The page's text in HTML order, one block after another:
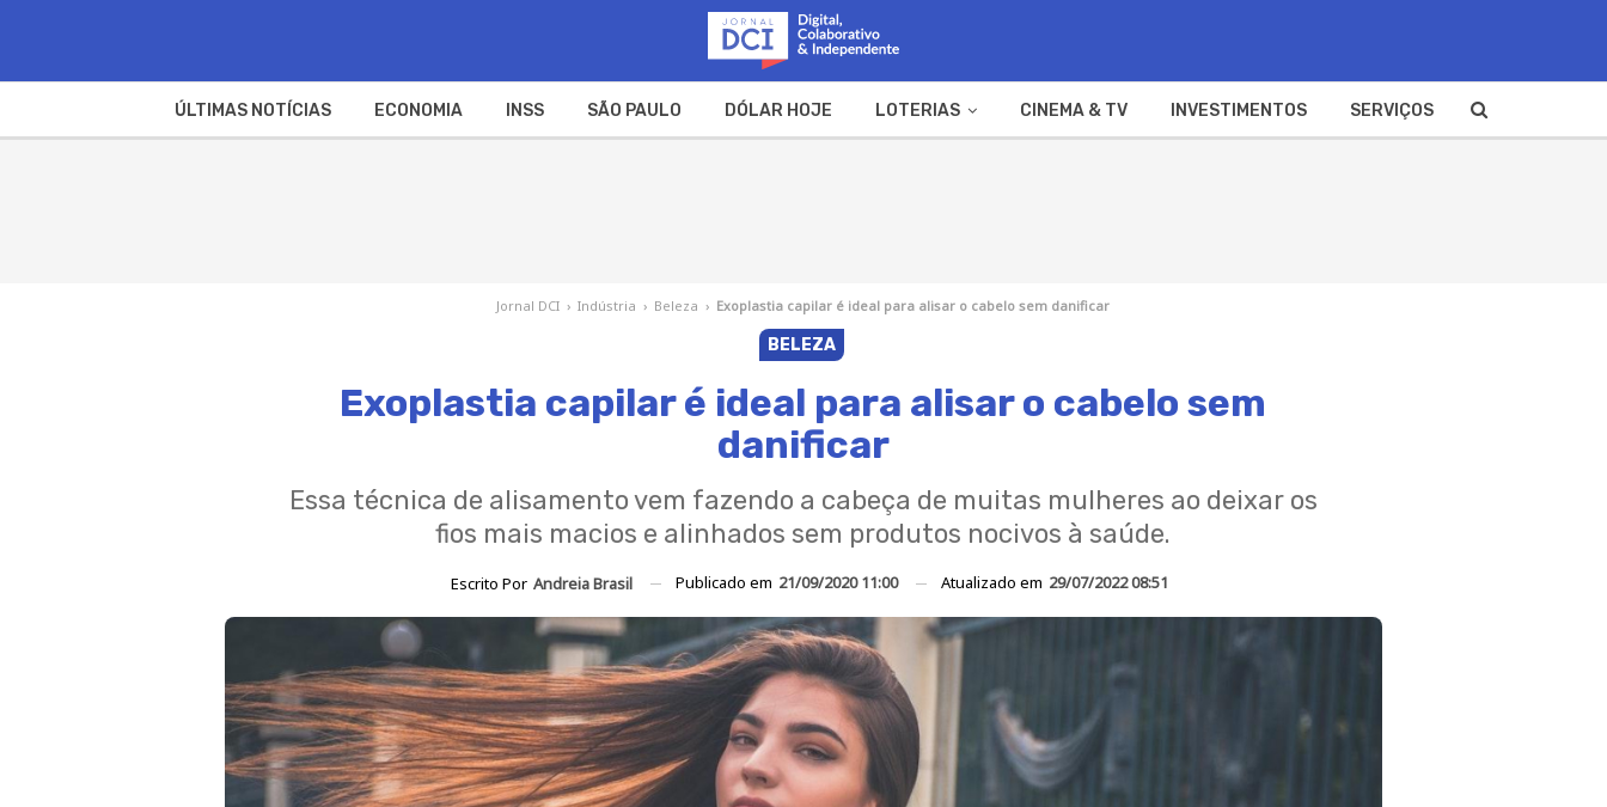
ÚLTIMAS NOTÍCIAS ECONOMIA INSS SÃO PAULO DÓLAR HOJE LOTERIAS CINEMA & TV INVESTIMENTOS SERVIÇOS
Jornal DCI › Indústria › Beleza › Exoplastia capilar é ideal para alisar o cabelo sem danificar
BELEZA
Exoplastia capilar é ideal para alisar o cabelo sem
danificar
Essa técnica de alisamento vem fazendo a cabeça de muitas mulheres ao deixar os
fios mais macios e alinhados sem produtos nocivos à saúde.
Escrito Por Andreia Brasil Publicado em 21/09/2020 11:00 Atualizado em 29/07/2022 08:51